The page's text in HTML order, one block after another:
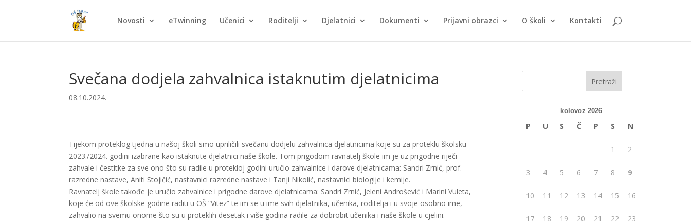
Novosti eTwinning Učenici Roditelji Djelatnici Dokumenti Prijavni obrazci O školi Kontakti
Svečana dodjela zahvalnica istaknutim djelatnicima
08.10.2024.
Tijekom proteklog tjedna u našoj školi smo upriličili svečanu dodjelu zahvalnica djelatnicima koje su za proteklu školsku
2023./2024. godini izabrane kao istaknute djelatnici naše škole. Tom prigodom ravnatelj škole im je uz prigodne riječi
zahvale i čestitke za sve ono što su radile u protekloj godini uručio zahvalnice i darove djelatnicama: Sandri Zrnić, prof.
razredne nastave, Aniti Stojičić, nastavnici razredne nastave i Tanji Nikolić, nastavnici biologije i kemije.
Ravnatelj škole takođe je uručio zahvalnice i prigodne darove djelatnicama: Sandri Zrnić, Jeleni Androšević i Marini Vuleta,
koje će od ove školske godine raditi u OŠ “Vitez” te im se u ime svih djelatnika, učenika, roditelja i u svoje osobno ime,
zahvalio na svemu onome što su u proteklih desetak i više godina radile za dobrobit učenika i naše škole u cjelini.
kolovoz 2026
P U S Č P S N
1 2
3 4 5 6 7 8 9
10 11 12 13 14 15 16
17 18 19 20 21 22 23